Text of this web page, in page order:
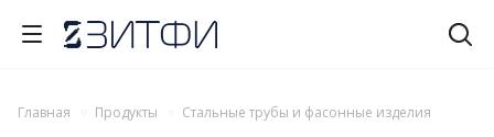
Главная Продукты
Стальные трубы и фасонные изделия